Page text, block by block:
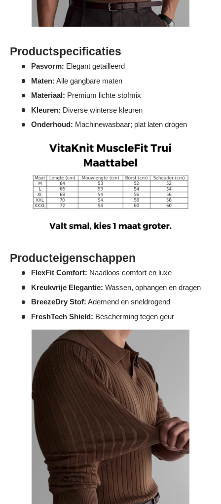
Productspecificaties
Pasvorm: Elegant getailleerd
Maten: Alle gangbare maten
Materiaal: Premium lichte stofmix
Kleuren: Diverse winterse kleuren
Onderhoud: Machinewasbaar; plat laten drogen
Producteigenschappen
FlexFit Comfort: Naadloos comfort en luxe
Kreukvrije Elegantie: Wassen, ophangen en dragen
BreezeDry Stof: Ademend en sneldrogend
FreshTech Shield: Bescherming tegen geur